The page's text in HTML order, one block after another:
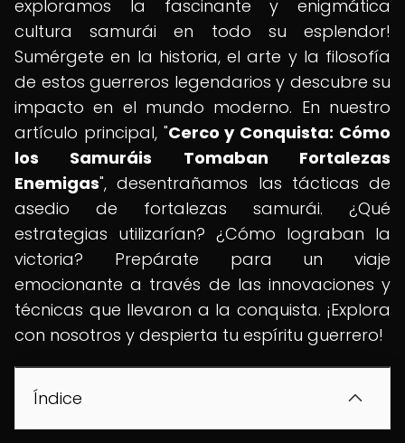
exploramos la fascinante y enigmática
cultura samurái en todo su esplendor!
Sumérgete en la historia, el arte y la filosofía
de estos guerreros legendarios y descubre su
impacto en el mundo moderno. En nuestro
artículo principal, "Cerco y Conquista: Cómo
los Samuráis Tomaban Fortalezas
Enemigas", desentrañamos las tácticas de
asedio de fortalezas samurái. ¿Qué
estrategias utilizarían? ¿Cómo lograban la
victoria? Prepárate para un viaje
emocionante a través de las innovaciones y
técnicas que llevaron a la conquista. ¡Explora
con nosotros y despierta tu espíritu guerrero!
Índice